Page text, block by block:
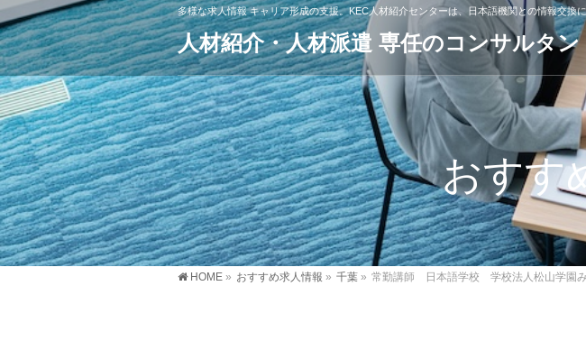
多様な求人情報 キャリア形成の支援。KEC人材紹介センターは、日本語機関との情報交換
人材紹介・人材派遣 専任のコンサルタ
おすす
HOME » おすすめ求人情報 » 千葉 » 常勤講師 日本語学校 学校法人松山学園